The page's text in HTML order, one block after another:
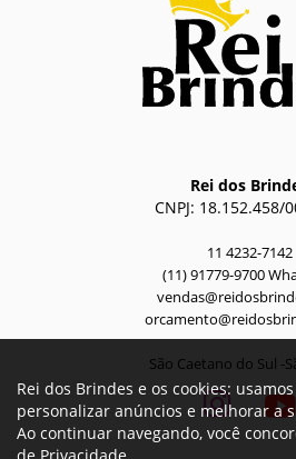
Rei dos
CNPJ: 18.152.458/
11 4232-7142
(11) 91779-9700
São Caetano do Sul -
Rei dos Brindes e os cookies:
personalizar anúncios e melhorar a
Ao continuar navegando, você